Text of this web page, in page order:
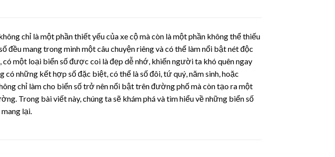
chỉ là một phần thiết yếu của xe cộ mà còn là một phần không thể thiếu
đều mang trong mình một câu chuyện riêng và có thể làm nổi bật nét độc
có một loại biển số được coi là đẹp dễ nhớ, khiến người ta khó quên ngay
những kết hợp số đặc biệt, có thể là số đôi, tứ quý, năm sinh, hoặc
chỉ làm cho biển số trở nên nổi bật trên đường phố mà còn tạo ra một
Trong bài viết này, chúng ta sẽ khám phá và tìm hiểu về những biển số
lại.